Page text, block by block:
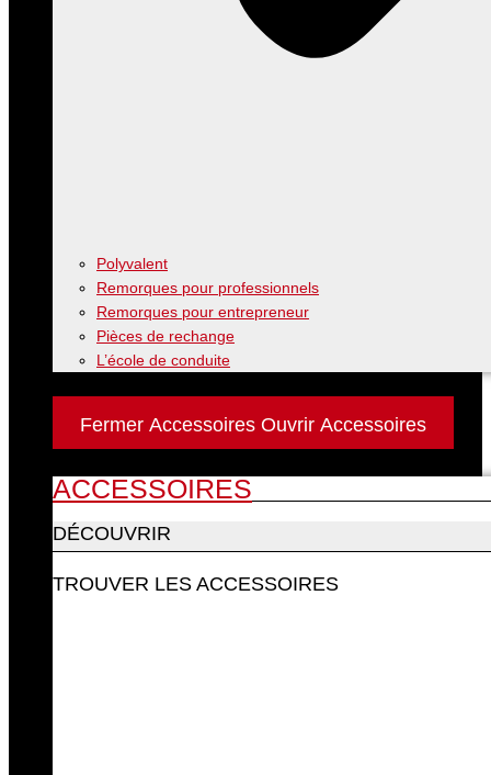
Polyvalent
Remorques pour professionnels
Remorques pour entrepreneur
Pièces de rechange
L’école de conduite
Fermer Accessoires Ouvrir Accessoires
ACCESSOIRES
DÉCOUVRIR
TROUVER LES ACCESSOIRES